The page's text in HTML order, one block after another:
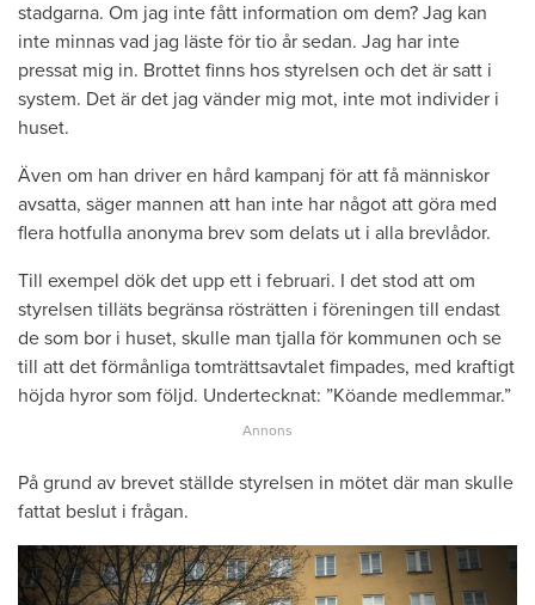
stadgarna. Om jag inte fått information om dem? Jag kan
inte minnas vad jag läste för tio år sedan. Jag har inte
pressat mig in. Brottet finns hos styrelsen och det är satt i
system. Det är det jag vänder mig mot, inte mot individer i
huset.
Även om han driver en hård kampanj för att få människor
avsatta, säger mannen att han inte har något att göra med
flera hotfulla anonyma brev som delats ut i alla brevlådor.
Till exempel dök det upp ett i februari. I det stod att om
styrelsen tilläts begränsa rösträtten i föreningen till endast
de som bor i huset, skulle man tjalla för kommunen och se
till att det förmånliga tomträttsavtalet fimpades, med kraftigt
höjda hyror som följd. Undertecknat: ”Köande medlemmar.”
På grund av brevet ställde styrelsen in mötet där man skulle
fattat beslut i frågan.